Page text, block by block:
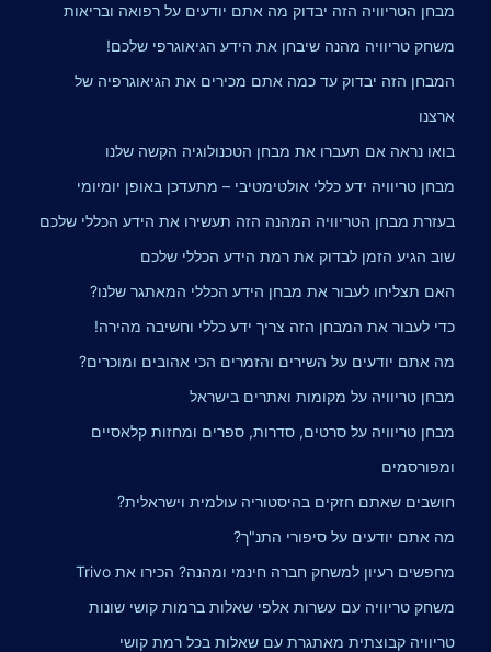
מבחן הטריוויה הזה יבדוק מה אתם יודעים על רפואה ובריאות
משחק טריוויה מהנה שיבחן את הידע הגיאוגרפי שלכם!
המבחן הזה יבדוק עד כמה אתם מכירים את הגיאוגרפיה של
ארצנו
בואו נראה אם תעברו את מבחן הטכנולוגיה הקשה שלנו
מבחן טריוויה ידע כללי אולטימטיבי – מתעדכן באופן יומיומי
בעזרת מבחן הטריוויה המהנה הזה תעשירו את הידע הכללי שלכם
שוב הגיע הזמן לבדוק את רמת הידע הכללי שלכם
האם תצליחו לעבור את מבחן הידע הכללי המאתגר שלנו?
כדי לעבור את המבחן הזה צריך ידע כללי וחשיבה מהירה!
מה אתם יודעים על השירים והזמרים הכי אהובים ומוכרים?
מבחן טריוויה על מקומות ואתרים בישראל
מבחן טריוויה על סרטים, סדרות, ספרים ומחזות קלאסיים
ומפורסמים
חושבים שאתם חזקים בהיסטוריה עולמית וישראלית?
מה אתם יודעים על סיפורי התנ"ך?
מחפשים רעיון למשחק חברה חינמי ומהנה? הכירו את Trivo
משחק טריוויה עם עשרות אלפי שאלות ברמות קושי שונות
טריוויה קבוצתית מאתגרת עם שאלות בכל רמת קושי